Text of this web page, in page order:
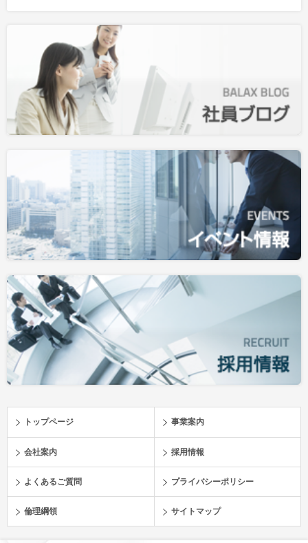
トップページ 事業案内
会社案内 採用情報
よくあるご質問 プライバシーポリシー
倫理綱領 サイトマップ